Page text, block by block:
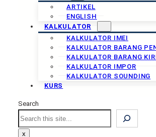
ARTIKEL
ENGLISH
KALKULATOR
KALKULATOR IMEI
KALKULATOR BARANG
KALKULATOR BARANG
KALKULATOR IMPOR
KALKULATOR SOUNDING
KURS
Search
Search
x